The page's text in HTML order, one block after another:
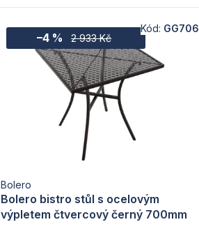
2 933 Kč
–4 %
Bolero bistro stůl s ocelovým
výpletem čtvercový černý 700mm
Bolero
Kód: GG706